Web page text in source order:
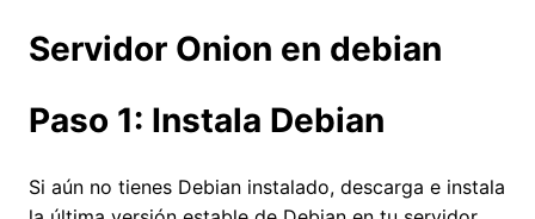
Servidor Onion en debian
Paso 1: Instala Debian
Si aún no tienes Debian instalado, descarga e instala